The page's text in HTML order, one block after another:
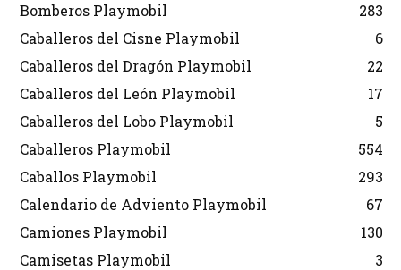
Bomberos Playmobil
283
Caballeros del Cisne Playmobil
6
Caballeros del Dragón Playmobil
22
Caballeros del León Playmobil
17
Caballeros del Lobo Playmobil
5
Caballeros Playmobil
554
Caballos Playmobil
293
Calendario de Adviento Playmobil
67
Camiones Playmobil
130
Camisetas Playmobil
3